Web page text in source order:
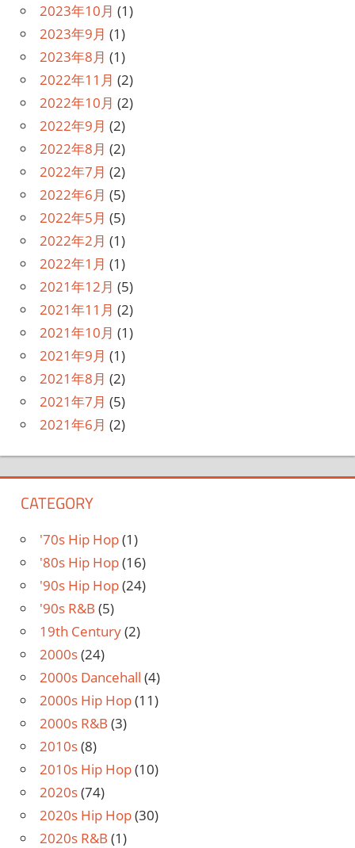
2023年10月 (1)
2023年9月 (1)
2023年8月 (1)
2022年11月 (2)
2022年10月 (2)
2022年9月 (2)
2022年8月 (2)
2022年7月 (2)
2022年6月 (5)
2022年5月 (5)
2022年2月 (1)
2022年1月 (1)
2021年12月 (5)
2021年11月 (2)
2021年10月 (1)
2021年9月 (1)
2021年8月 (2)
2021年7月 (5)
2021年6月 (2)
CATEGORY
'70s Hip Hop(1)
'80s Hip Hop(16)
'90s Hip Hop(24)
'90s R&B (5)
19th Century(2)
2000s(24)
2000s Dancehall (4)
2000s Hip Hop(11)
2000s R&B (3)
2010s(8)
2010s Hip Hop(10)
2020s(74)
2020s Hip Hop(30)
2020s R&B (1)